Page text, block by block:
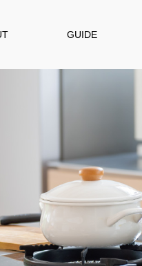
GUIDE